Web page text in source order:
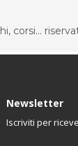
corsi...
Newsletter
Iscriviti per